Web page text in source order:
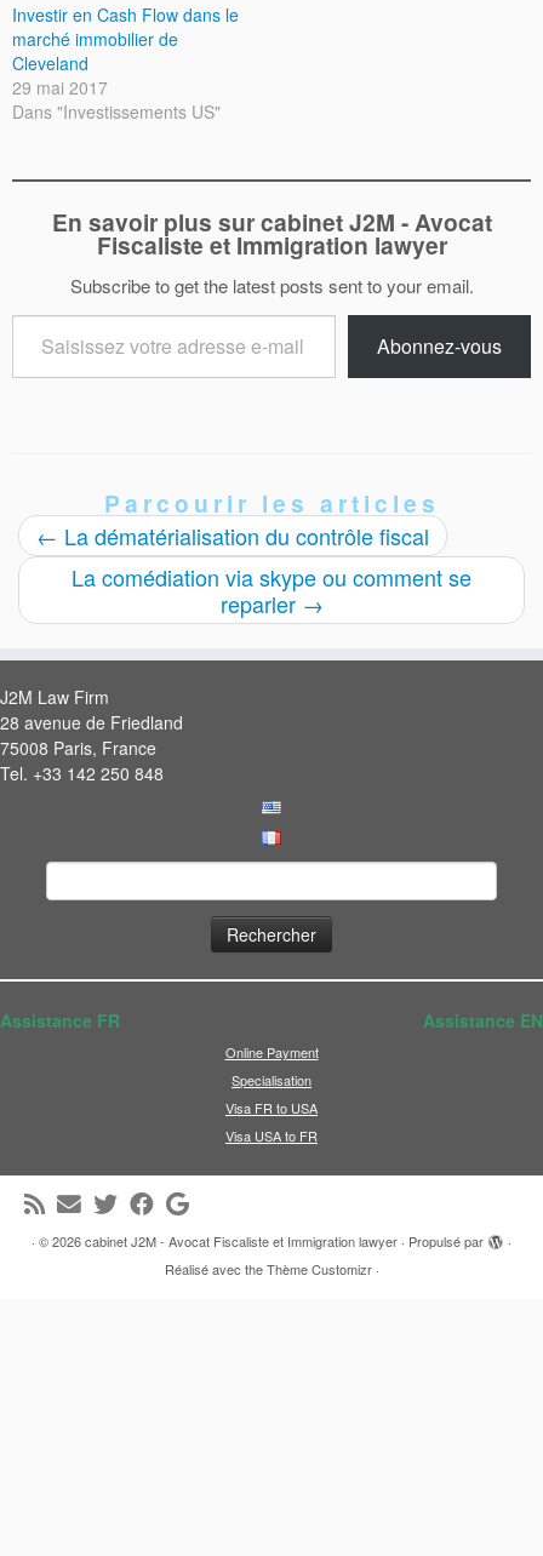
Investir en Cash Flow dans le
marché immobilier de
Cleveland
29 mai 2017
Dans "Investissements US"
En savoir plus sur cabinet J2M - Avocat
Fiscaliste et Immigration lawyer
Subscribe to get the latest posts sent to your email.
votre
adresse
Abonnez-vous
Parcourir les articles
← La dématérialisation du contrôle fiscal
La comédiation via skype ou comment se
reparler →
J2M Law Firm
28 avenue de Friedland
75008 Paris, France
Tel. +33 142 250 848
Rechercher :
Assistance FR Assistance EN
Online Payment
Specialisation
Visa FR to USA
Visa USA to FR
· © 2026cabinet J2M - Avocat Fiscaliste et Immigration lawyer · Propulsé par
·
Réalisé avec theThème Customizr·